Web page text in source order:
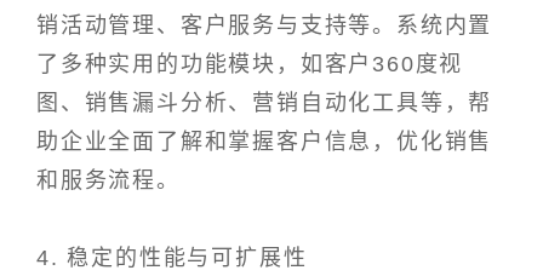
销活动管理、客户服务与支持等。系统内置
了多种实用的功能模块，如客户360度视
图、销售漏斗分析、营销自动化工具等，帮
助企业全面了解和掌握客户信息，优化销售
和服务流程。
4. 稳定的性能与可扩展性